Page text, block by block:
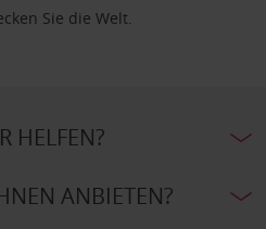
Sie die Welt.
HELFEN?
ANBIETEN?